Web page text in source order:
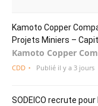
Kamoto Copper
Projets Miniers –
Kamoto Copper
CDD Publié il y a 3 jours
SODEICO recrute